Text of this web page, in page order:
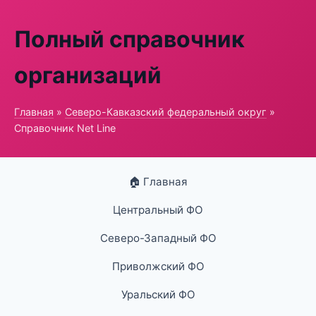
Полный справочник
организаций
Главная » Северо-Кавказский федеральный округ »
Справочник Net Line
🏠 Главная
Центральный ФО
Северо-Западный ФО
Приволжский ФО
Уральский ФО